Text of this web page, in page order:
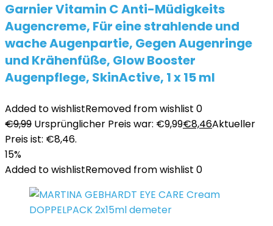
Garnier Vitamin C Anti-Müdigkeits
Augencreme, Für eine strahlende und
wache Augenpartie, Gegen Augenringe
und Krähenfüße, Glow Booster
Augenpflege, SkinActive, 1 x 15 ml
Added to wishlistRemoved from wishlist 0
€9,99 Ursprünglicher Preis war: €9,99€8,46Aktueller
Preis ist: €8,46.
15%
Added to wishlistRemoved from wishlist 0